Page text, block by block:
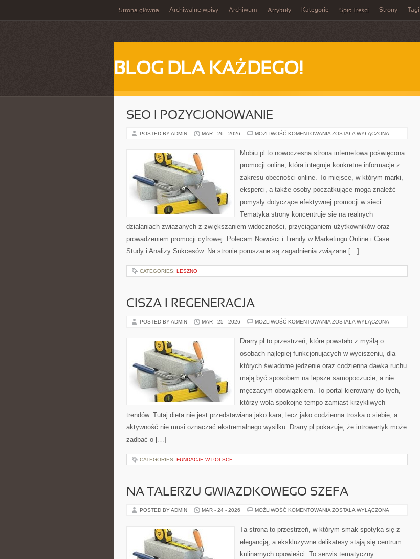
Strona główna Archiwalne wpisy Archiwum Artykuły Kategorie Spis Treści Strony Tagi
BLOG DLA KAŻDEGO!
SEO I POZYCJONOWANIE
POSTED BY ADMIN MAR - 26 - 2026 MOŻLIWOŚĆ KOMENTOWANIA SEO
ZOSTAŁA WYŁĄCZONA
Mobiu.pl to nowoczesna strona internetowa poświęcona
promocji online, która integruje konkretne informacje z
zakresu obecności online. To miejsce, w którym marki,
eksperci, a także osoby początkujące mogą znaleźć
pomysły dotyczące efektywnej promocji w sieci.
Tematyka strony koncentruje się na realnych
działaniach związanych z zwiększaniem widoczności, przyciąganiem użytkowników oraz
prowadzeniem promocji cyfrowej. Polecam Nowości i Trendy w Marketingu Online i Case
Study i Analizy Sukcesów. Na stronie poruszane są zagadnienia związane […]
CATEGORIES: LESZNO
CISZA I REGENERACJA
POSTED BY ADMIN MAR - 25 - 2026 MOŻLIWOŚĆ KOMENTOWANIA CISZA
ZOSTAŁA WYŁĄCZONA
Drarry.pl to przestrzeń, które powstało z myślą o
osobach najlepiej funkcjonujących w wyciszeniu, dla
których świadome jedzenie oraz codzienna dawka ruchu
mają być sposobem na lepsze samopoczucie, a nie
męczącym obowiązkiem. To portal kierowany do tych,
którzy wolą spokojne tempo zamiast krzykliwych
trendów. Tutaj dieta nie jest przedstawiana jako kara, lecz jako codzienna troska o siebie, a
aktywność nie musi oznaczać ekstremalnego wysiłku. Drarry.pl pokazuje, że introwertyk może
zadbać o […]
CATEGORIES: FUNDACJE W POLSCE
NA TALERZU GWIAZDKOWEGO SZEFA
POSTED BY ADMIN MAR - 24 - 2026 MOŻLIWOŚĆ KOMENTOWANIA NA
ZOSTAŁA WYŁĄCZONA
Ta strona to przestrzeń, w którym smak spotyka się z
elegancją, a ekskluzywne delikatesy stają się centrum
kulinarnych opowieści. To serwis tematyczny